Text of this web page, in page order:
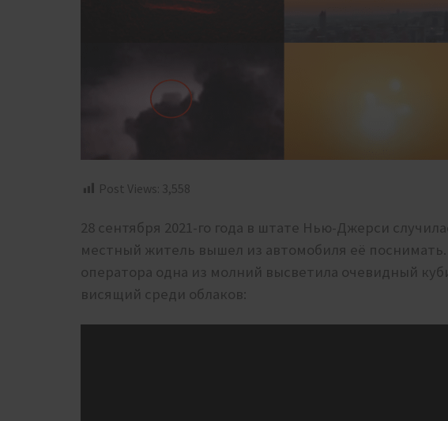
Post Views: 3,558
28 сентября 2021-го года в штате Нью-Джерси
местный житель вышел из автомобиля её
оператора одна из молний высветила очевидный
висящий среди облаков: